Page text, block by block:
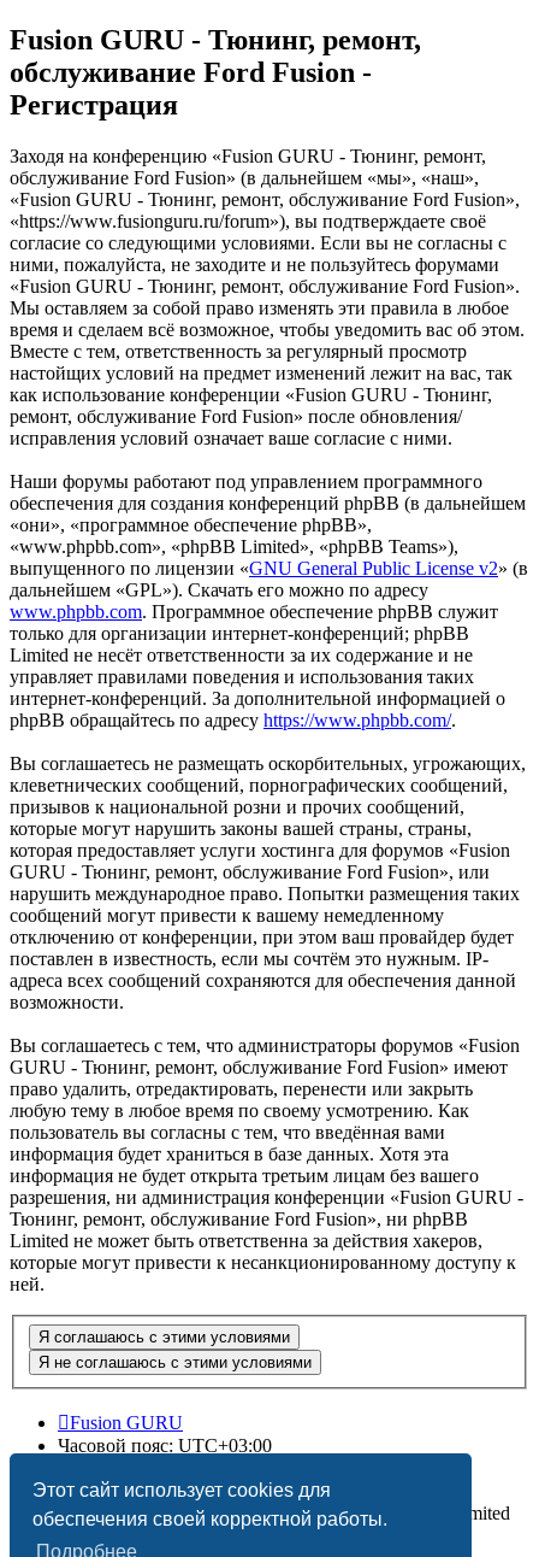
Этот сайт использует cookies для
обеспечения своей корректной работы.
Подробнее
Fusion GURU - Тюнинг, ремонт,
обслуживание Ford Fusion -
Регистрация
Заходя на конференцию «Fusion GURU - Тюнинг, ремонт,
обслуживание Ford Fusion» (в дальнейшем «мы», «наш»,
«Fusion GURU - Тюнинг, ремонт, обслуживание Ford Fusion»,
«https://www.fusionguru.ru/forum»), вы подтверждаете своё
согласие со следующими условиями. Если вы не согласны с
ними, пожалуйста, не заходите и не пользуйтесь форумами
«Fusion GURU - Тюнинг, ремонт, обслуживание Ford Fusion».
Мы оставляем за собой право изменять эти правила в любое
время и сделаем всё возможное, чтобы уведомить вас об этом.
Вместе с тем, ответственность за регулярный просмотр
настойщих условий на предмет изменений лежит на вас, так
как использование конференции «Fusion GURU - Тюнинг,
ремонт, обслуживание Ford Fusion» после обновления/
исправления условий означает ваше согласие с ними.
Наши форумы работают под управлением программного
обеспечения для создания конференций phpBB (в дальнейшем
«они», «программное обеспечение phpBB»,
«www.phpbb.com», «phpBB Limited», «phpBB Teams»),
выпущенного по лицензии «GNU General Public License v2» (в
дальнейшем «GPL»). Скачать его можно по адресу
www.phpbb.com. Программное обеспечение phpBB служит
только для организации интернет-конференций; phpBB
Limited не несёт ответственности за их содержание и не
управляет правилами поведения и использования таких
интернет-конференций. За дополнительной информацией о
phpBB обращайтесь по адресу https://www.phpbb.com/.
Вы соглашаетесь не размещать оскорбительных, угрожающих,
клеветнических сообщений, порнографических сообщений,
призывов к национальной розни и прочих сообщений,
которые могут нарушить законы вашей страны, страны,
которая предоставляет услуги хостинга для форумов «Fusion
GURU - Тюнинг, ремонт, обслуживание Ford Fusion», или
нарушить международное право. Попытки размещения таких
сообщений могут привести к вашему немедленному
отключению от конференции, при этом ваш провайдер будет
поставлен в известность, если мы сочтём это нужным. IP-
адреса всех сообщений сохраняются для обеспечения данной
возможности.
Вы соглашаетесь с тем, что администраторы форумов «Fusion
GURU - Тюнинг, ремонт, обслуживание Ford Fusion» имеют
право удалить, отредактировать, перенести или закрыть
любую тему в любое время по своему усмотрению. Как
пользователь вы согласны с тем, что введённая вами
информация будет храниться в базе данных. Хотя эта
информация не будет открыта третьим лицам без вашего
разрешения, ни администрация конференции «Fusion GURU -
Тюнинг, ремонт, обслуживание Ford Fusion», ни phpBB
Limited не может быть ответственна за действия хакеров,
которые могут привести к несанкционированному доступу к
ней.
Fusion GURU
Часовой пояс: UTC+03:00
Создано на основеphpBB® Forum Software © phpBB Limited